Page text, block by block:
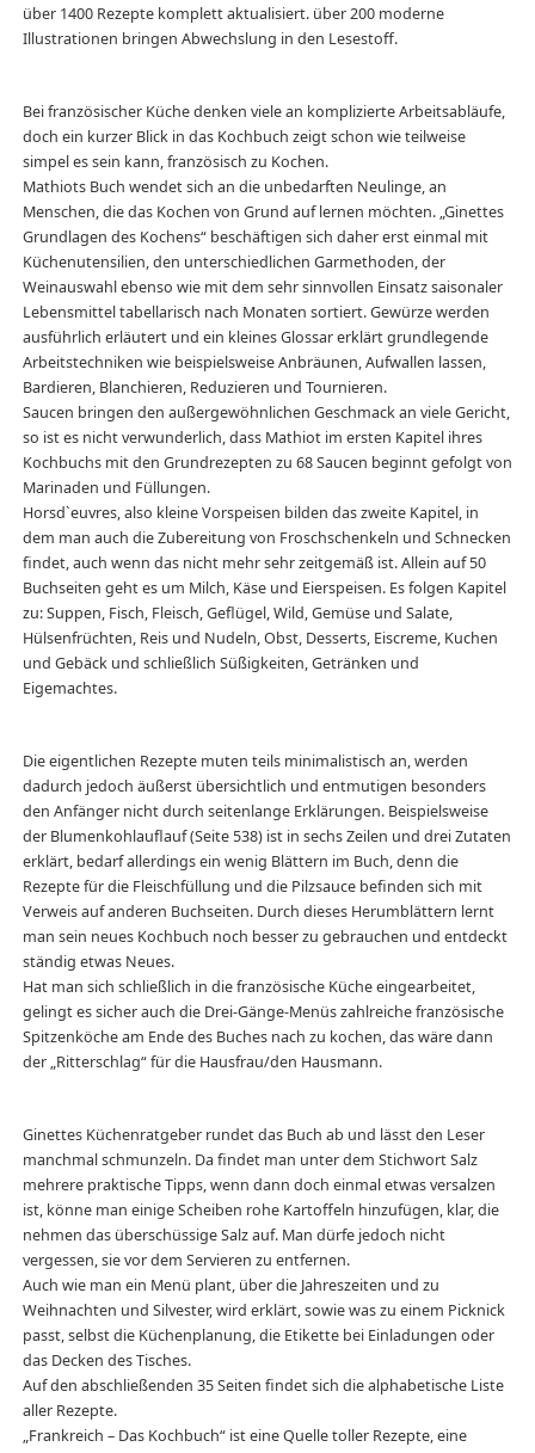
über 1400 Rezepte komplett aktualisiert. über 200 moderne
Illustrationen bringen Abwechslung in den Lesestoff.
Bei französischer Küche denken viele an komplizierte Arbeitsabläufe,
doch ein kurzer Blick in das Kochbuch zeigt schon wie teilweise
simpel es sein kann, französisch zu Kochen.
Mathiots Buch wendet sich an die unbedarften Neulinge, an
Menschen, die das Kochen von Grund auf lernen möchten. „Ginettes
Grundlagen des Kochens“ beschäftigen sich daher erst einmal mit
Küchenutensilien, den unterschiedlichen Garmethoden, der
Weinauswahl ebenso wie mit dem sehr sinnvollen Einsatz saisonaler
Lebensmittel tabellarisch nach Monaten sortiert. Gewürze werden
ausführlich erläutert und ein kleines Glossar erklärt grundlegende
Arbeitstechniken wie beispielsweise Anbräunen, Aufwallen lassen,
Bardieren, Blanchieren, Reduzieren und Tournieren.
Saucen bringen den außergewöhnlichen Geschmack an viele Gericht,
so ist es nicht verwunderlich, dass Mathiot im ersten Kapitel ihres
Kochbuchs mit den Grundrezepten zu 68 Saucen beginnt gefolgt von
Marinaden und Füllungen.
Horsd`euvres, also kleine Vorspeisen bilden das zweite Kapitel, in
dem man auch die Zubereitung von Froschschenkeln und Schnecken
findet, auch wenn das nicht mehr sehr zeitgemäß ist. Allein auf 50
Buchseiten geht es um Milch, Käse und Eierspeisen. Es folgen Kapitel
zu: Suppen, Fisch, Fleisch, Geflügel, Wild, Gemüse und Salate,
Hülsenfrüchten, Reis und Nudeln, Obst, Desserts, Eiscreme, Kuchen
und Gebäck und schließlich Süßigkeiten, Getränken und
Eigemachtes.
Die eigentlichen Rezepte muten teils minimalistisch an, werden
dadurch jedoch äußerst übersichtlich und entmutigen besonders
den Anfänger nicht durch seitenlange Erklärungen. Beispielsweise
der Blumenkohlauflauf (Seite 538) ist in sechs Zeilen und drei Zutaten
erklärt, bedarf allerdings ein wenig Blättern im Buch, denn die
Rezepte für die Fleischfüllung und die Pilzsauce befinden sich mit
Verweis auf anderen Buchseiten. Durch dieses Herumblättern lernt
man sein neues Kochbuch noch besser zu gebrauchen und entdeckt
ständig etwas Neues.
Hat man sich schließlich in die französische Küche eingearbeitet,
gelingt es sicher auch die Drei-Gänge-Menüs zahlreiche französische
Spitzenköche am Ende des Buches nach zu kochen, das wäre dann
der „Ritterschlag“ für die Hausfrau/den Hausmann.
Ginettes Küchenratgeber rundet das Buch ab und lässt den Leser
manchmal schmunzeln. Da findet man unter dem Stichwort Salz
mehrere praktische Tipps, wenn dann doch einmal etwas versalzen
ist, könne man einige Scheiben rohe Kartoffeln hinzufügen, klar, die
nehmen das überschüssige Salz auf. Man dürfe jedoch nicht
vergessen, sie vor dem Servieren zu entfernen.
Auch wie man ein Menü plant, über die Jahreszeiten und zu
Weihnachten und Silvester, wird erklärt, sowie was zu einem Picknick
passt, selbst die Küchenplanung, die Etikette bei Einladungen oder
das Decken des Tisches.
Auf den abschließenden 35 Seiten findet sich die alphabetische Liste
aller Rezepte.
„Frankreich – Das Kochbuch“ ist eine Quelle toller Rezepte, eine